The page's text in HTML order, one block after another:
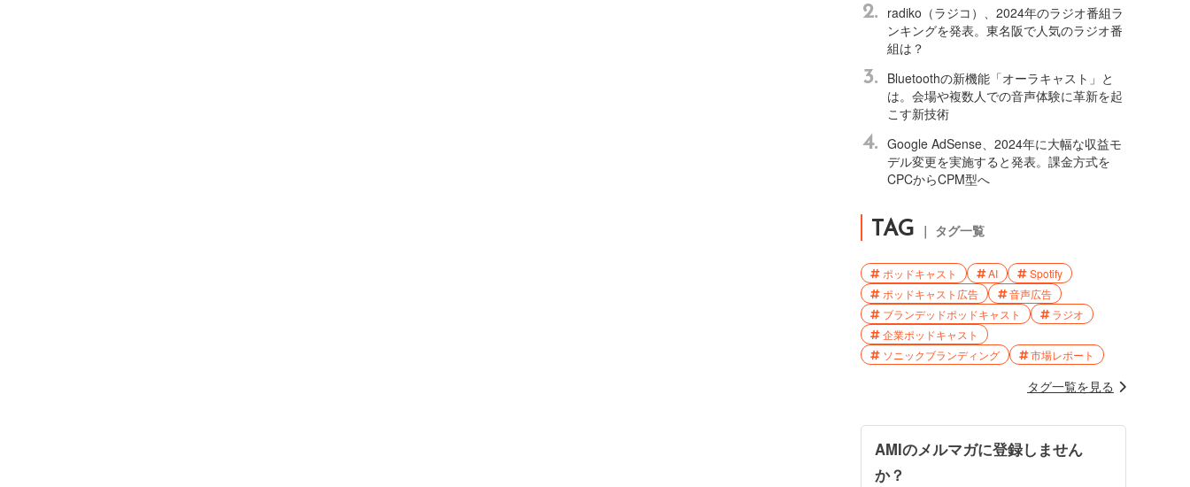
2.
radiko（ラジコ）、2024年のラジオ番組ラ
ンキングを発表。東名阪で人気のラジオ番
組は？
3.
Bluetoothの新機能「オーラキャスト」と
は。会場や複数人での音声体験に革新を起
こす新技術
4. Google AdSense、2024年に大幅な収益モ
デル変更を実施すると発表。課金方式を
CPCからCPM型へ
TAG ｜ タグ一覧
ポッドキャスト AI
Spotify
ポッドキャスト広告
音声広告
ブランデッドポッドキャスト
ラジオ
企業ポッドキャスト
ソニックブランディング
市場レポート
タグ一覧を見る
AMIのメルマガに登録しません
か？